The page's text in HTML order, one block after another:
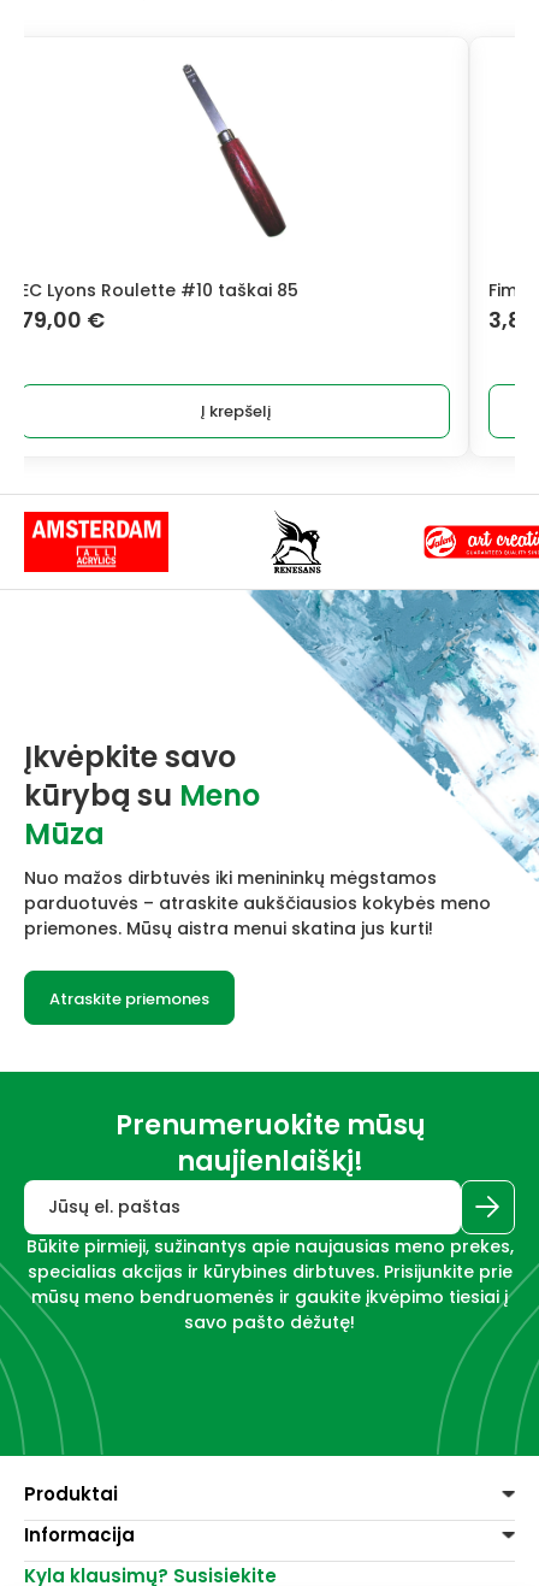
EC Lyons Roulette #10 taškai 85
79,00 €
Į krepšelį
Fimo
Įkvėpkite savo
kūrybą su Meno
Mūza
Nuo mažos dirbtuvės iki menininkų mėgstamos
parduotuvės – atraskite aukščiausios kokybės meno
priemones. Mūsų aistra menui skatina jus kurti!
Atraskite priemones
Prenumeruokite mūsų
naujienlaiškį!
Būkite pirmieji, sužinantys apie naujausias meno prekes,
specialias akcijas ir kūrybines dirbtuves. Prisijunkite prie
mūsų meno bendruomenės ir gaukite įkvėpimo tiesiai į
savo pašto dėžutę!
Produktai
Dažai
Dekoravimui
Informacija
Kyla klausimų? Susisiekite